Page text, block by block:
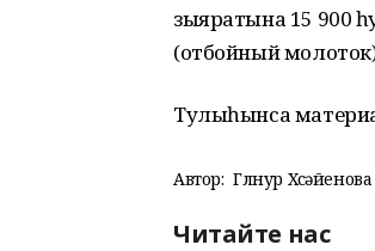
зыяратына 15 900
(отбойный
Тулыһынса
Автор: Гөлнур Хөсәйенова
Читайте нас